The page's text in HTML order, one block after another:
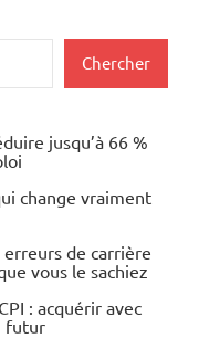
Chercher
jusqu’à 66 %
change vraiment
de carrière
vous le sachiez
: acquérir avec
futur